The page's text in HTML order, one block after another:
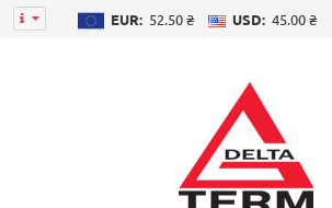
EUR: 52.50 ₴ USD: 45.00 ₴